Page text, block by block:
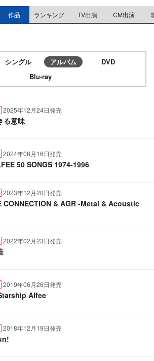
M
u
t
作品 ランキング TV出演 CM出演
シングル アルバム
DVD
Blu-ray
2025年12月24日発売
る意味
2024年08月16日発売
50 SONGS 1974-1996
2023年12月20日発売
CONNECTION & AGR -Metal & Acoustic
2022年02月23日発売
2019年06月26日発売
Alfee
2018年12月19日発売